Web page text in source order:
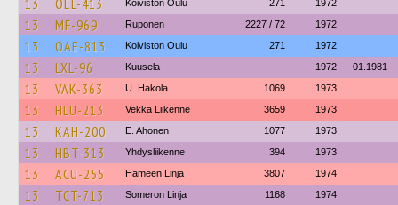
13 OEL-413 Koiviston Oulu 271 1972
13 MF-969 Ruponen 2227 / 72 1972
13 OAE-813 Koiviston Oulu 271 1972
13 LXL-96 Kuusela 1972 01.1981
13 VAK-363 U. Hakola 1069 1973
13 HLU-213 Vekka Liikenne 3659 1973
13 KAH-200 E. Ahonen 1077 1973
13 HBT-313 Yhdysliikenne 394 1973
13 ACU-255 Hämeen Linja 3807 1974
13 TCT-713 Someron Linja 1168 1974